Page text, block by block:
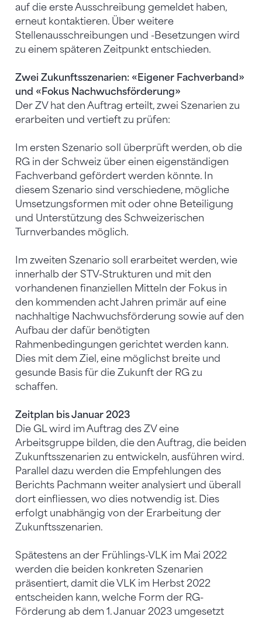
auf die erste Ausschreibung gemeldet haben,
erneut kontaktieren. Über weitere
Stellenausschreibungen und -Besetzungen wird
zu einem späteren Zeitpunkt entschieden.
Zwei Zukunftsszenarien: «Eigener Fachverband»
und «Fokus Nachwuchsförderung»
Der ZV hat den Auftrag erteilt, zwei Szenarien zu
erarbeiten und vertieft zu prüfen:
Im ersten Szenario soll überprüft werden, ob die
RG in der Schweiz über einen eigenständigen
Fachverband gefördert werden könnte. In
diesem Szenario sind verschiedene, mögliche
Umsetzungsformen mit oder ohne Beteiligung
und Unterstützung des Schweizerischen
Turnverbandes möglich.
Im zweiten Szenario soll erarbeitet werden, wie
innerhalb der STV-Strukturen und mit den
vorhandenen finanziellen Mitteln der Fokus in
den kommenden acht Jahren primär auf eine
nachhaltige Nachwuchsförderung sowie auf den
Aufbau der dafür benötigten
Rahmenbedingungen gerichtet werden kann.
Dies mit dem Ziel, eine möglichst breite und
gesunde Basis für die Zukunft der RG zu
schaffen.
Zeitplan bis Januar 2023
Die GL wird im Auftrag des ZV eine
Arbeitsgruppe bilden, die den Auftrag, die beiden
Zukunftsszenarien zu entwickeln, ausführen wird.
Parallel dazu werden die Empfehlungen des
Berichts Pachmann weiter analysiert und überall
dort einfliessen, wo dies notwendig ist. Dies
erfolgt unabhängig von der Erarbeitung der
Zukunftsszenarien.
Spätestens an der Frühlings-VLK im Mai 2022
werden die beiden konkreten Szenarien
präsentiert, damit die VLK im Herbst 2022
entscheiden kann, welche Form der RG-
Förderung ab dem 1. Januar 2023 umgesetzt